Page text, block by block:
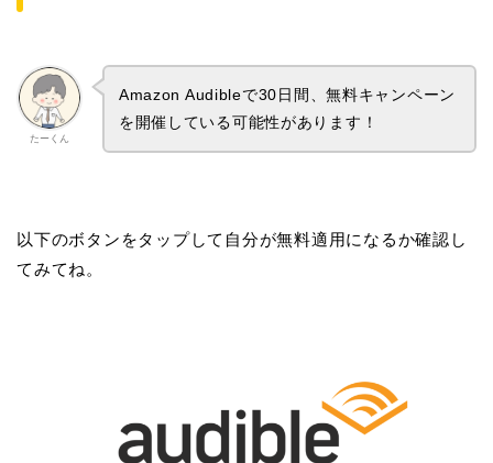
たーくん
Amazon Audibleで30日間、無料キャンペーン
を開催している可能性があります！
以下のボタンをタップして自分が無料適用になるか確認し
てみてね。